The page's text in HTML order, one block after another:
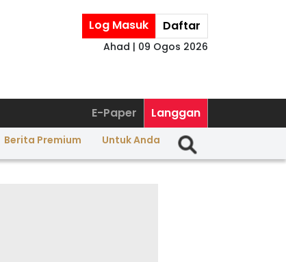
Log Masuk Daftar
Ahad | 09 Ogos 2026
E-Paper Langgan
Berita Premium Untuk Anda